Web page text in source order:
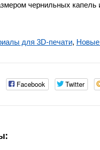
чернильных
для 3D-печати, Новые
Facebook Twitter